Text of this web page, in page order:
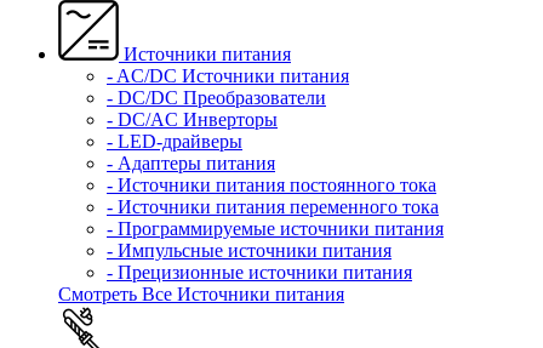
Источники питания
- AC/DC Источники питания
- DC/DC Преобразователи
- DC/AC Инверторы
- LED-драйверы
- Адаптеры питания
- Источники питания постоянного тока
- Источники питания переменного тока
- Программируемые источники питания
- Импульсные источники питания
- Прецизионные источники питания
Смотреть Все Источники питания